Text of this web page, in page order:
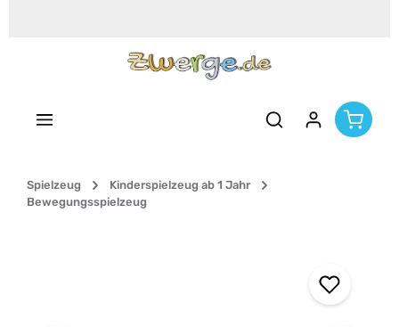
Spielzeug
Kinderspielzeug ab 1 Jahr
Bewegungsspielzeug